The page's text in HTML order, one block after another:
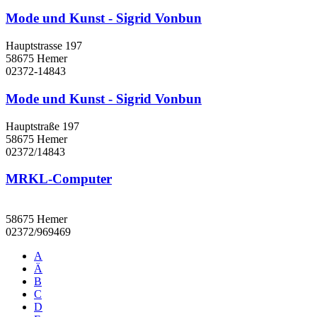
Mode und Kunst - Sigrid Vonbun
Hauptstrasse 197
58675 Hemer
02372-14843
Mode und Kunst - Sigrid Vonbun
Hauptstraße 197
58675 Hemer
02372/14843
MRKL-Computer
58675 Hemer
02372/969469
A
Ä
B
C
D